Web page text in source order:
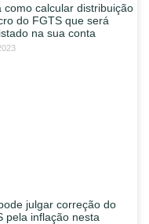
como calcular distribuição
do FGTS que será
na sua conta
julgar correção do
pela inflação nesta